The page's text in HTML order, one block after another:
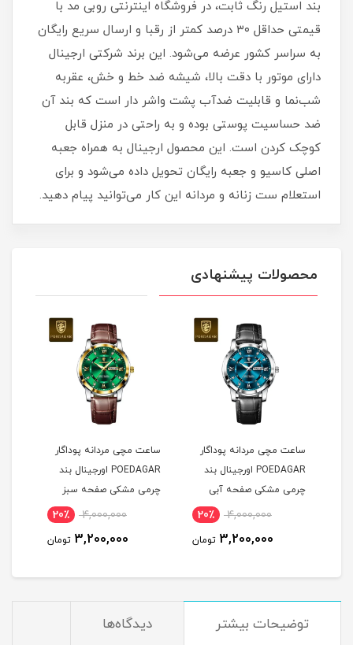
بند استیل رنگ ثابت، در فروشگاه اینترنتی روبی مد با
قیمتی حداقل ۳۰ درصد کمتر از رقبا و ارسال سریع رایگان
به سراسر کشور عرضه می‌شود. این برند شرکتی ارجینال
دارای موتور با دقت بالا، شیشه ضد خط و خش، عقربه
شب‌نما و قابلیت ضدآب پشت واشر دار است که بند آن
ضد حساسیت پوستی بوده و به راحتی در منزل قابل
کوچک کردن است. این محصول ارجینال به همراه جعبه
اصلی کاسیو و جعبه رایگان تحویل داده می‌شود و برای
استعلام ست زنانه و مردانه این کار می‌توانید پیام دهید.
محصولات پیشنهادی
ساعت مچی مردانه پوداگار
POEDAGAR اورجينال بند
چرمی مشکی صفحه آبی
نسخه اروپايی4,000,000 20٪
3,200,000 تومان
ساعت مچی مردانه پوداگار
POEDAGAR اورجينال بند
چرمی مشکی صفحه سبز
نسخه اروپايی4,000,000 20٪
3,200,000 تومان
توضيحات بيشتر دیدگاه‌ها